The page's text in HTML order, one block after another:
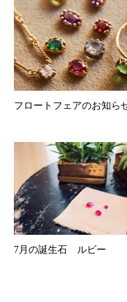
フロートフェアのお知ら
7月の誕生石 ルビー